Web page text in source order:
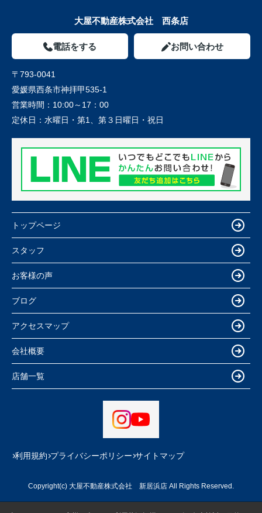
大屋不動産株式会社 西条店
電話をする お問い合わせ
〒793-0041
愛媛県西条市神拝甲535-1
営業時間： 10:00～17：00
定休日： 水曜日・第1、第３日曜日・祝日
トップページ
スタッフ
お客様の声
ブログ
アクセスマップ
会社概要
店舗一覧
利用規約 プライバシーポリシー サイトマップ
Copyright(c) 大屋不動産株式会社 新居浜店 All Rights Reserved.